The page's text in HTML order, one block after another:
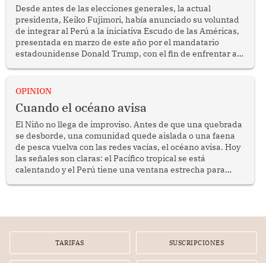
Desde antes de las elecciones generales, la actual
presidenta, Keiko Fujimori, había anunciado su voluntad
de integrar al Perú a la iniciativa Escudo de las Américas,
presentada en marzo de este año por el mandatario
estadounidense Donald Trump, con el fin de enfrentar al
OPINION
Cuando el océano avisa
El Niño no llega de improviso. Antes de que una quebrada
se desborde, una comunidad quede aislada o una faena
de pesca vuelva con las redes vacías, el océano avisa. Hoy
las señales son claras: el Pacífico tropical se está
calentando y el Perú tiene una ventana estrecha para
TARIFAS SUSCRIPCIONES